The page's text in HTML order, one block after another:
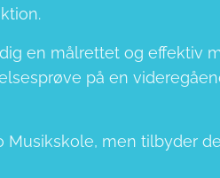
en målrettet og effektiv
på en
Musikskole, men tilbyder